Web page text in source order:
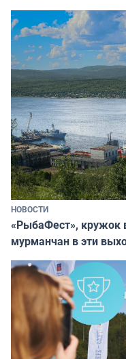
НОВОСТИ
«РыбаФест», кружок
мурманчан в эти